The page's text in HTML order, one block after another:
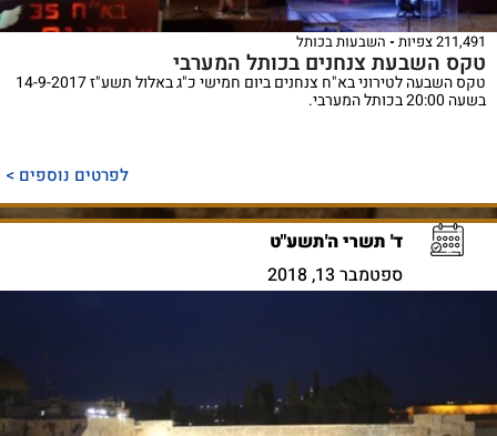
211,491 צפיות השבעות בכותל
טקס השבעת צנחנים בכותל המערבי
טקס השבעה לטירוני בא"ח צנחנים ביום חמישי כ"ג באלול תשע"ז 14-9-2017
בשעה 20:00 בכותל המערבי.
לפרטים נוספים >
ד' תשרי ה'תשע"ט
ספטמבר 13, 2018